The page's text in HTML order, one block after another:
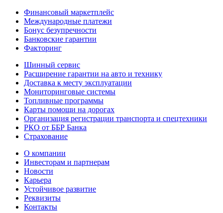
Финансовый маркетплейс
Международные платежи
Бонус безупречности
Банковские гарантии
Факторинг
Шинный сервис
Расширение гарантии на авто и технику
Доставка к месту эксплуатации
Мониторинговые системы
Топливные программы
Карты помощи на дорогах
Организация регистрации транспорта и спецтехники
РКО от ББР Банка
Страхование
О компании
Инвесторам и партнерам
Новости
Карьера
Устойчивое развитие
Реквизиты
Контакты